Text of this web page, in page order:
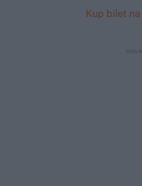
Kup bilet